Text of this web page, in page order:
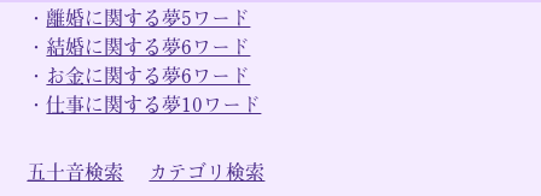
・ 離婚に関する夢5ワード
・ 結婚に関する夢6ワード
・ お金に関する夢6ワード
・仕事に関する夢10ワード
五十音検索 カテゴリ検索